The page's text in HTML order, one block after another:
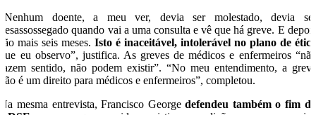
“Nenhum doente, a meu ver, devia ser molestado, devia ser
desassossegado quando vai a uma consulta e vê que há greve. E depois
são mais seis meses.Isto é inaceitável, intolerável no plano de ética
que eu observo”, justifica. As greves de médicos e enfermeiros “não
fazem sentido, não podem existir”. “No meu entendimento, a greve
não é um direito para médicos e enfermeiros”, completou.
Na mesma entrevista, Francisco Georgedefendeu também o fim da